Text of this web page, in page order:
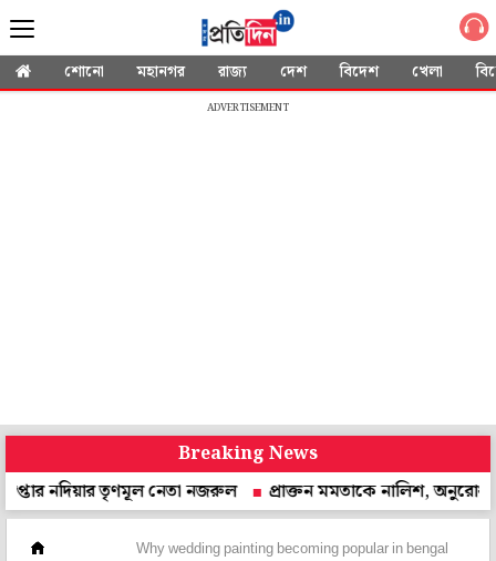
শোনো মহানগর রাজ্য দেশ বিদেশ খেলা
ADVERTISEMENT
Breaking News
তৃণমূল নেতা নজরুল
প্রাক্তন মমতাকে নালিশ, অনুরোধ করে চিঠি!
Why wedding painting becoming popular in bengal